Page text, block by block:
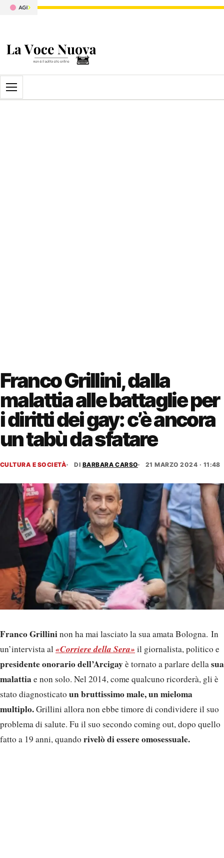
Apri il menu
Franco Grillini, dalla
malattia alle battaglie per
i diritti dei gay: c’è ancora
un tabù da sfatare
CULTURA E SOCIETÀ DI BARBARA CARSO 21 MARZO 2024 · 11:48
Franco Grillininon ha mai lasciato la sua amata Bologna. In
un’intervista al«Corriere della Sera» il giornalista, politico e
presidente onorario dell’Arcigayè tornato a parlare dellasua
malattia e non solo. Nel 2014, come qualcuno ricorderà, gli è
stato diagnosticato un bruttissimo male, un mieloma
multiplo.Grillini allora non ebbe timore di condividere il suo
problema di salute. Fu il suo secondo coming out, dopo quello
fatto a 19 anni, quando rivelò di essere omosessuale.